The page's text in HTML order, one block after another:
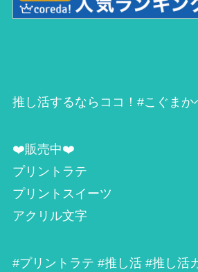
推し活するならココ！#こぐまか
❤️販売中❤️
プリントラテ
プリントスイーツ
アクリル文字
#プリントラテ #推し活 #推し活